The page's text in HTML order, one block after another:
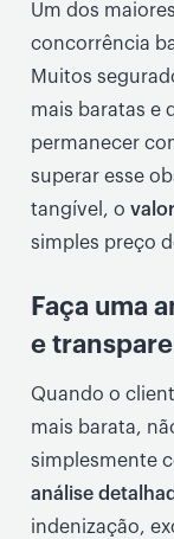
Um dos
concorrência
Muitos
mais baratas e
permanecer
superar esse
tangível, o
simples preço
Faça uma
e
Quando o
mais barata,
simplesmente
análise
indenização,